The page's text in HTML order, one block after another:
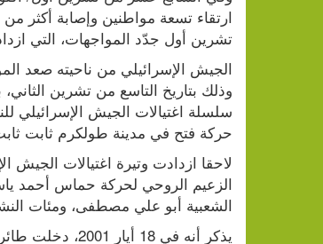
تشرين أول جدّد المواجهات، التي
حركة فتح في مدينة طولكرم ثابت
الشعبية أبو علي مصطفى، ومئات